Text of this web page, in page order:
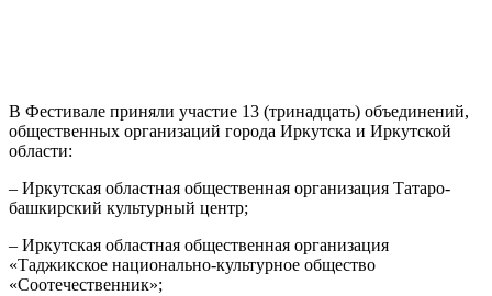
В Фестивале приняли участие 13 (тринадцать) объединений,
общественных организаций города Иркутска и Иркутской
области:
– Иркутская областная общественная организация Татаро-
башкирский культурный центр;
– Иркутская областная общественная организация
«Таджикское национально-культурное общество
«Соотечественник»;